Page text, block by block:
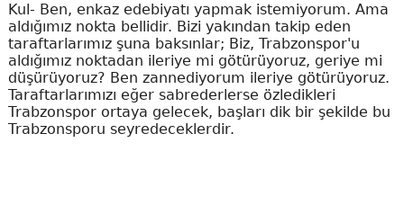
Kul- Ben, enkaz edebiyatı yapmak istemiyorum. Ama
aldığımız nokta bellidir. Bizi yakından takip eden
taraftarlarımız şuna baksınlar; Biz, Trabzonspor'u
aldığımız noktadan ileriye mi götürüyoruz, geriye mi
düşürüyoruz? Ben zannediyorum ileriye götürüyoruz.
Taraftarlarımızı eğer sabrederlerse özledikleri
Trabzonspor ortaya gelecek, başları dik bir şekilde bu
Trabzonsporu seyredeceklerdir.